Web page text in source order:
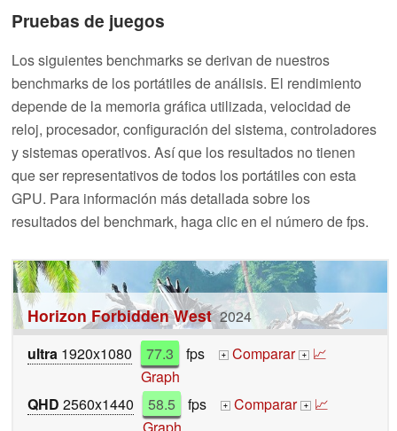
Pruebas de juegos
Los siguientes benchmarks se derivan de nuestros
benchmarks de los portátiles de análisis. El rendimiento
depende de la memoria gráfica utilizada, velocidad de
reloj, procesador, configuración del sistema, controladores
y sistemas operativos. Así que los resultados no tienen
que ser representativos de todos los portátiles con esta
GPU. Para información más detallada sobre los
resultados del benchmark, haga clic en el número de fps.
Horizon Forbidden West 2024
ultra 1920x1080 77.3 fps + Comparar + 📈
Graph
QHD 2560x1440 58.5 fps + Comparar + 📈
Graph